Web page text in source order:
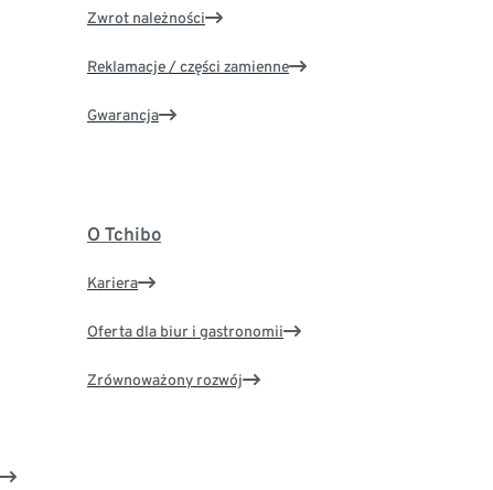
Zwrot należności
Reklamacje / części zamienne
Gwarancja
O Tchibo
Kariera
Oferta dla biur i gastronomii
Zrównoważony rozwój